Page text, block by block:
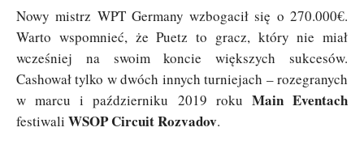
Nowy mistrz WPT Germany wzbogacił się o 270.000€.
Warto wspomnieć, że Puetz to gracz, który nie miał
wcześniej na swoim koncie większych sukcesów.
Cashował tylko w dwóch innych turniejach – rozegranych
w marcu i październiku 2019 roku Main Eventach
festiwali WSOP Circuit Rozvadov.